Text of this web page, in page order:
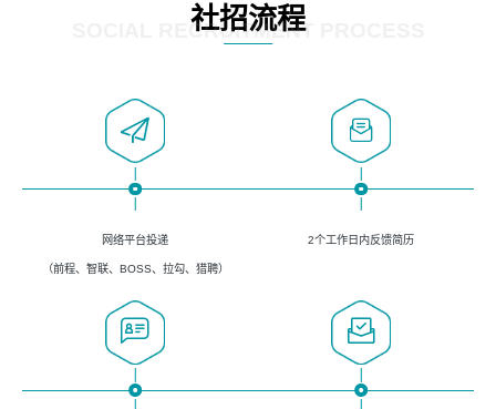
4、掌握DevOps思想、方法和流程。Jenkins工具使用；
5、掌握常见中间件配置与优化，如mysql、nginx等；
社招流程
SOCIAL RECRUITMENT PROCESS
网络平台投递
（前程、智联、BOSS、拉勾、猎聘）
2个工作日内反馈简历